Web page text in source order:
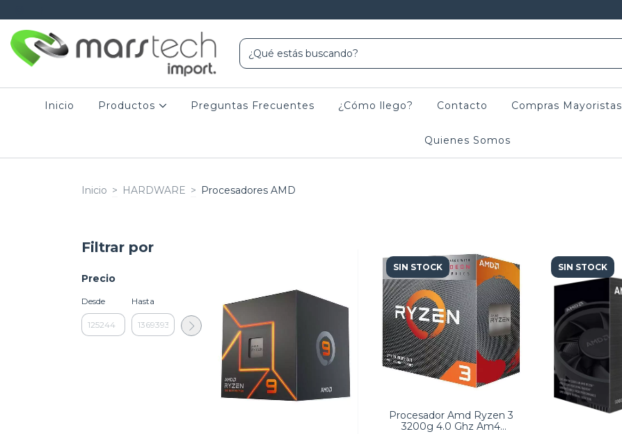
Inicio Productos Preguntas Frecuentes ¿Cómo llego? Contacto Compras Mayoristas
Quienes Somos
Inicio > HARDWARE > Procesadores AMD
Filtrar por
Precio
Desde Hasta
SIN STOCK
Procesador Amd Ryzen 3
3200g 4.0 Ghz Am4
SIN STOCK